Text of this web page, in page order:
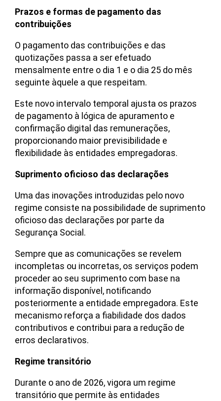
Prazos e formas de pagamento das
contribuições
O pagamento das contribuições e das
quotizações passa a ser efetuado
mensalmente entre o dia 1 e o dia 25 do mês
seguinte àquele a que respeitam.
Este novo intervalo temporal ajusta os prazos
de pagamento à lógica de apuramento e
confirmação digital das remunerações,
proporcionando maior previsibilidade e
flexibilidade às entidades empregadoras.
Suprimento oficioso das declarações
Uma das inovações introduzidas pelo novo
regime consiste na possibilidade de suprimento
oficioso das declarações por parte da
Segurança Social.
Sempre que as comunicações se revelem
incompletas ou incorretas, os serviços podem
proceder ao seu suprimento com base na
informação disponível, notificando
posteriormente a entidade empregadora. Este
mecanismo reforça a fiabilidade dos dados
contributivos e contribui para a redução de
erros declarativos.
Regime transitório
Durante o ano de 2026, vigora um regime
transitório que permite às entidades